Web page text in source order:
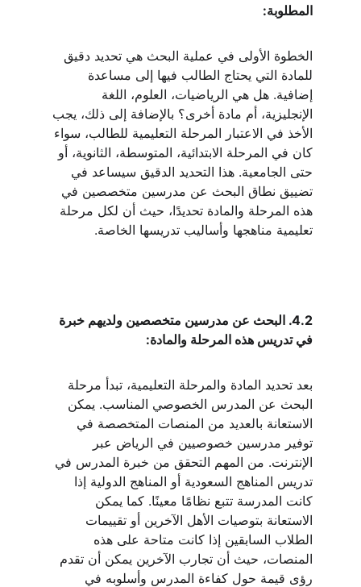
المطلوبة:
الخطوة الأولى في عملية البحث هي تحديد دقيق
للمادة التي يحتاج الطالب فيها إلى مساعدة
إضافية. هل هي الرياضيات، العلوم، اللغة
الإنجليزية، أم مادة أخرى؟ بالإضافة إلى ذلك، يجب
الأخذ في الاعتبار المرحلة التعليمية للطالب، سواء
كان في المرحلة الابتدائية، المتوسطة، الثانوية، أو
حتى الجامعية. هذا التحديد الدقيق سيساعد في
تضييق نطاق البحث عن مدرسين متخصصين في
هذه المرحلة والمادة تحديدًا، حيث أن لكل مرحلة
تعليمية مناهجها وأساليب تدريسها الخاصة.
4.2. البحث عن مدرسين متخصصين ولديهم خبرة
في تدريس هذه المرحلة والمادة:
بعد تحديد المادة والمرحلة التعليمية، تبدأ مرحلة
البحث عن المدرس الخصوصي المناسب. يمكن
الاستعانة بالعديد من المنصات المتخصصة في
توفير مدرسين خصوصيين في الرياض عبر
الإنترنت. من المهم التحقق من خبرة المدرس في
تدريس المناهج السعودية أو المناهج الدولية إذا
كانت المدرسة تتبع نظامًا معينًا. كما يمكن
الاستعانة بتوصيات الأهل الآخرين أو تقييمات
الطلاب السابقين إذا كانت متاحة على هذه
المنصات، حيث أن تجارب الآخرين يمكن أن تقدم
رؤى قيمة حول كفاءة المدرس وأسلوبه في